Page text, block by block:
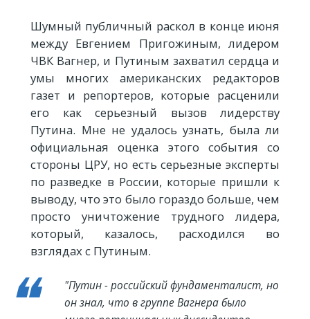
Шумный публичный раскол в конце июня
между Евгением Пригожиным, лидером
ЧВК Вагнер, и Путиным захватил сердца и
умы многих американских редакторов
газет и репортеров, которые расценили
его как серьезный вызов лидерству
Путина. Мне не удалось узнать, была ли
официальная оценка этого события со
стороны ЦРУ, но есть серьезные эксперты
по разведке в России, которые пришли к
выводу, что это было гораздо больше, чем
просто уничтожение трудного лидера,
который, казалось, расходился во
взглядах с Путиным.
"Путин - российский фундаменталист, но
он знал, что в группе Вагнера было